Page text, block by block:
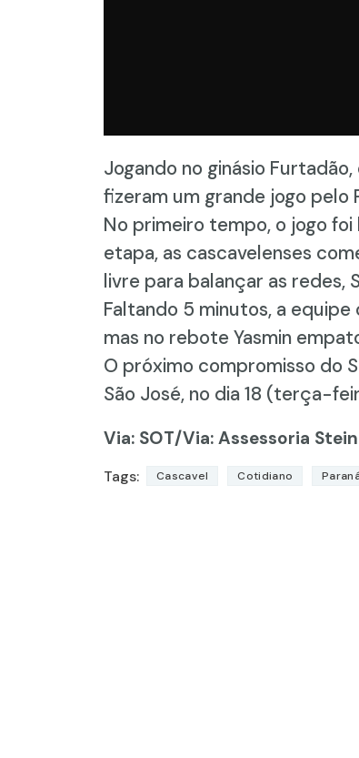
Jogando no ginásio
fizeram um grande jogo pelo
No primeiro tempo, o jogo
etapa, as cascavelenses
livre para balançar as redes,
Faltando 5 minutos, a
mas no rebote Yasmin
O próximo compromisso do
São José, no dia 18 (terça-
Via: SOT/Via: Assessoria
Tags: Cascavel Cotidiano